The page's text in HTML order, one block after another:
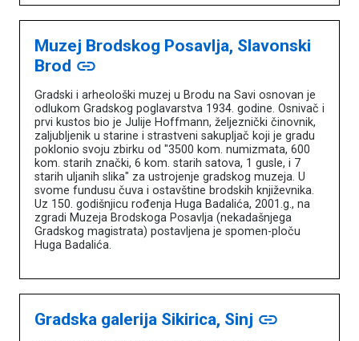
Muzej Brodskog Posavlja, Slavonski
Brod link
Gradski i arheološki muzej u Brodu na Savi osnovan je
odlukom Gradskog poglavarstva 1934. godine. Osnivač i
prvi kustos bio je Julije Hoffmann, željeznički činovnik,
zaljubljenik u starine i strastveni sakupljač koji je gradu
poklonio svoju zbirku od "3500 kom. numizmata, 600
kom. starih znački, 6 kom. starih satova, 1 gusle, i 7
starih uljanih slika" za ustrojenje gradskog muzeja. U
svome fundusu čuva i ostavštine brodskih književnika.
Uz 150. godišnjicu rođenja Huga Badalića, 2001.g., na
zgradi Muzeja Brodskoga Posavlja (nekadašnjega
Gradskog magistrata) postavljena je spomen-ploču
Huga Badalića.
Gradska galerija Sikirica, Sinj link